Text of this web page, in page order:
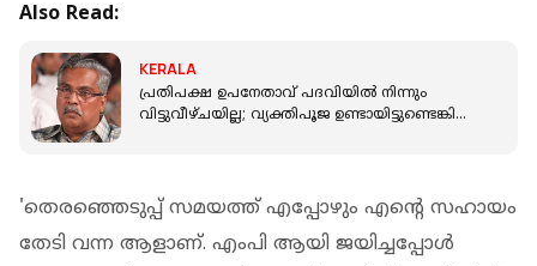
Also Read:
KERALA
പ്രതിപക്ഷ ഉപനേതാവ് പദവിയിൽ നിന്നും
വിട്ടുവീഴ്ചയില്ല; വ്യക്തിപൂജ ഉണ്ടായിട്ടുണ്ടെങ്കിൽ
'തെരഞ്ഞെടുപ്പ് സമയത്ത് എപ്പോഴും എന്റെ സഹായം
തേടി വന്ന ആളാണ്. എംപി ആയി ജയിച്ചപ്പോള്‍